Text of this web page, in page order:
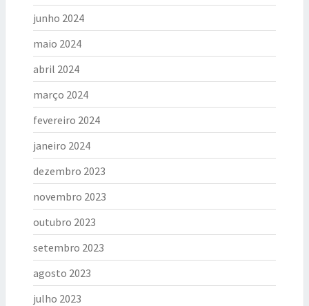
junho 2024
maio 2024
abril 2024
março 2024
fevereiro 2024
janeiro 2024
dezembro 2023
novembro 2023
outubro 2023
setembro 2023
agosto 2023
julho 2023